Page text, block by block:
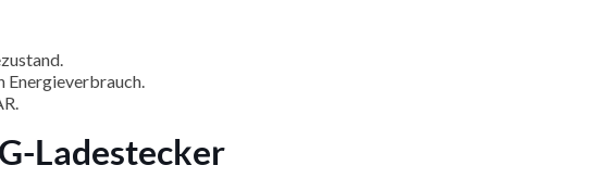
Energieverbrauch.
Ladestecker